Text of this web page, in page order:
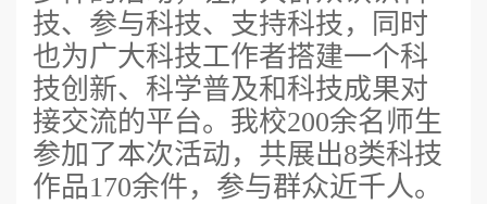
技、参与科技、支持科技，同时
也为广大科技工作者搭建一个科
技创新、科学普及和科技成果对
接交流的平台。我校200余名师生
参加了本次活动，共展出8类科技
作品170余件，参与群众近千人。